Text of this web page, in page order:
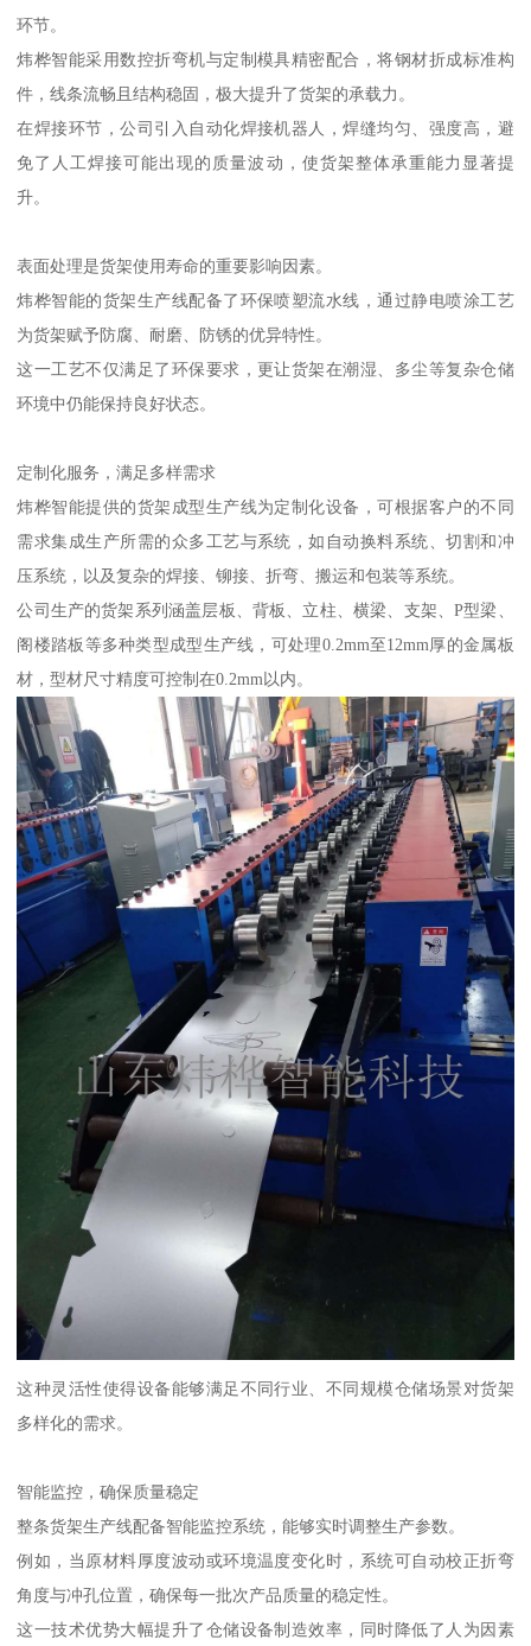
环节。
炜桦智能采用数控折弯机与定制模具精密配合，将钢材折成标准构
件，线条流畅且结构稳固，极大提升了货架的承载力。
在焊接环节，公司引入自动化焊接机器人，焊缝均匀、强度高，避
免了人工焊接可能出现的质量波动，使货架整体承重能力显著提
升。
表面处理是货架使用寿命的重要影响因素。
炜桦智能的货架生产线配备了环保喷塑流水线，通过静电喷涂工艺
为货架赋予防腐、耐磨、防锈的优异特性。
这一工艺不仅满足了环保要求，更让货架在潮湿、多尘等复杂仓储
环境中仍能保持良好状态。
定制化服务，满足多样需求
炜桦智能提供的货架成型生产线为定制化设备，可根据客户的不同
需求集成生产所需的众多工艺与系统，如自动换料系统、切割和冲
压系统，以及复杂的焊接、铆接、折弯、搬运和包装等系统。
公司生产的货架系列涵盖层板、背板、立柱、横梁、支架、P型梁、
阁楼踏板等多种类型成型生产线，可处理0.2mm至12mm厚的金属板
材，型材尺寸精度可控制在0.2mm以内。
这种灵活性使得设备能够满足不同行业、不同规模仓储场景对货架
多样化的需求。
智能监控，确保质量稳定
整条货架生产线配备智能监控系统，能够实时调整生产参数。
例如，当原材料厚度波动或环境温度变化时，系统可自动校正折弯
角度与冲孔位置，确保每一批次产品质量的稳定性。
这一技术优势大幅提升了仓储设备制造效率，同时降低了人为因素